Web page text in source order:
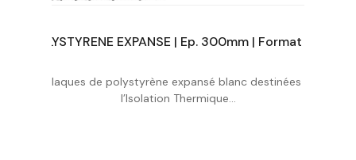
Acheter
Plaques de polystyrène expansé blanc destinées à
l’Isolation Thermique...